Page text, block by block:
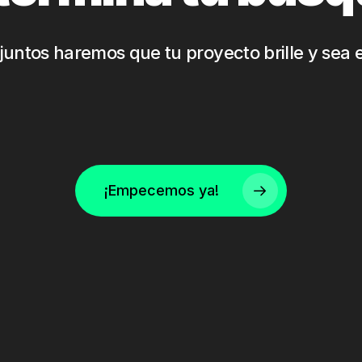
haremos que tu proyecto brille y sea
¡Empecemos ya!